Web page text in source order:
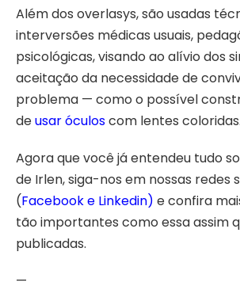
Além dos overlasys, são usadas
interversões médicas usuais,
psicológicas, visando ao alívio dos
aceitação da necessidade de
problema — como o possível
deusar óculoscom lentes coloridas.
Agora que você já entendeu tudo
de Irlen, siga-nos em nossas redes
(Facebooke Linkedin) e confira
tão importantes como essa assim
publicadas.
—